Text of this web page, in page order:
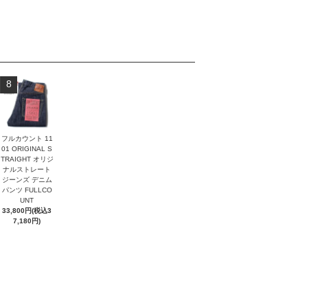
8
フルカウント 11
01 ORIGINAL S
TRAIGHT オリジ
ナルストレート
ジーンズ デニム
パンツ FULLCO
UNT
33,800円(税込3
7,180円)